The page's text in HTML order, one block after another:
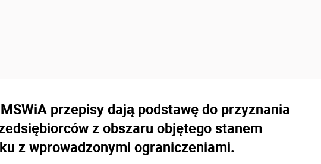
przepisy dają podstawę do przyznania
z obszaru objętego stanem
z wprowadzonymi ograniczeniami.